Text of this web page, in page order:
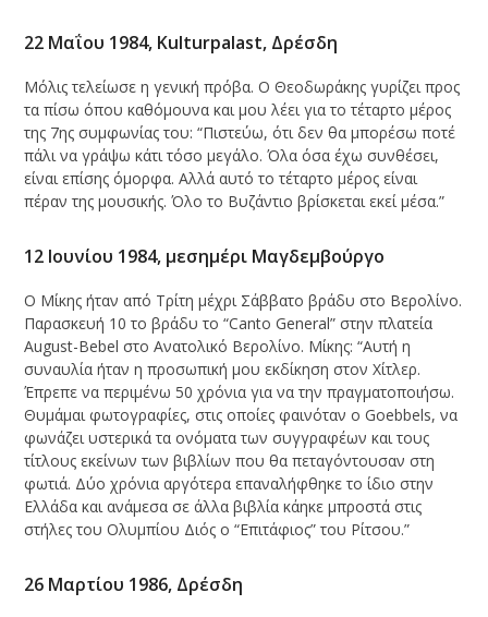
22 Μαΐου 1984, Κulturpalast, Δρέσδη
Μόλις τελείωσε η γενική πρόβα. Ο Θεοδωράκης γυρίζει προς
τα πίσω όπου καθόμουνα και μου λέει για το τέταρτο μέρος
της 7ης συμφωνίας του: “Πιστεύω, ότι δεν θα μπορέσω ποτέ
πάλι να γράψω κάτι τόσο μεγάλο. Όλα όσα έχω συνθέσει,
είναι επίσης όμορφα. Αλλά αυτό το τέταρτο μέρος είναι
πέραν της μουσικής. Όλο το Βυζάντιο βρίσκεται εκεί μέσα.”
12 Ιουνίου 1984, μεσημέρι Μαγδεμβούργο
Ο Μίκης ήταν από Τρίτη μέχρι Σάββατο βράδυ στο Βερολίνο.
Παρασκευή 10 το βράδυ το “Canto General” στην πλατεία
August-Bebel στο Ανατολικό Βερολίνο. Μίκης: “Αυτή η
συναυλία ήταν η προσωπική μου εκδίκηση στον Χίτλερ.
Έπρεπε να περιμένω 50 χρόνια για να την πραγματοποιήσω.
Θυμάμαι φωτογραφίες, στις οποίες φαινόταν ο Goebbels, να
φωνάζει υστερικά τα ονόματα των συγγραφέων και τους
τίτλους εκείνων των βιβλίων που θα πεταγόντουσαν στη
φωτιά. Δύο χρόνια αργότερα επαναλήφθηκε το ίδιο στην
Ελλάδα και ανάμεσα σε άλλα βιβλία κάηκε μπροστά στις
στήλες του Ολυμπίου Διός ο “Επιτάφιος” του Ρίτσου.”
26 Μαρτίου 1986, Δρέσδη